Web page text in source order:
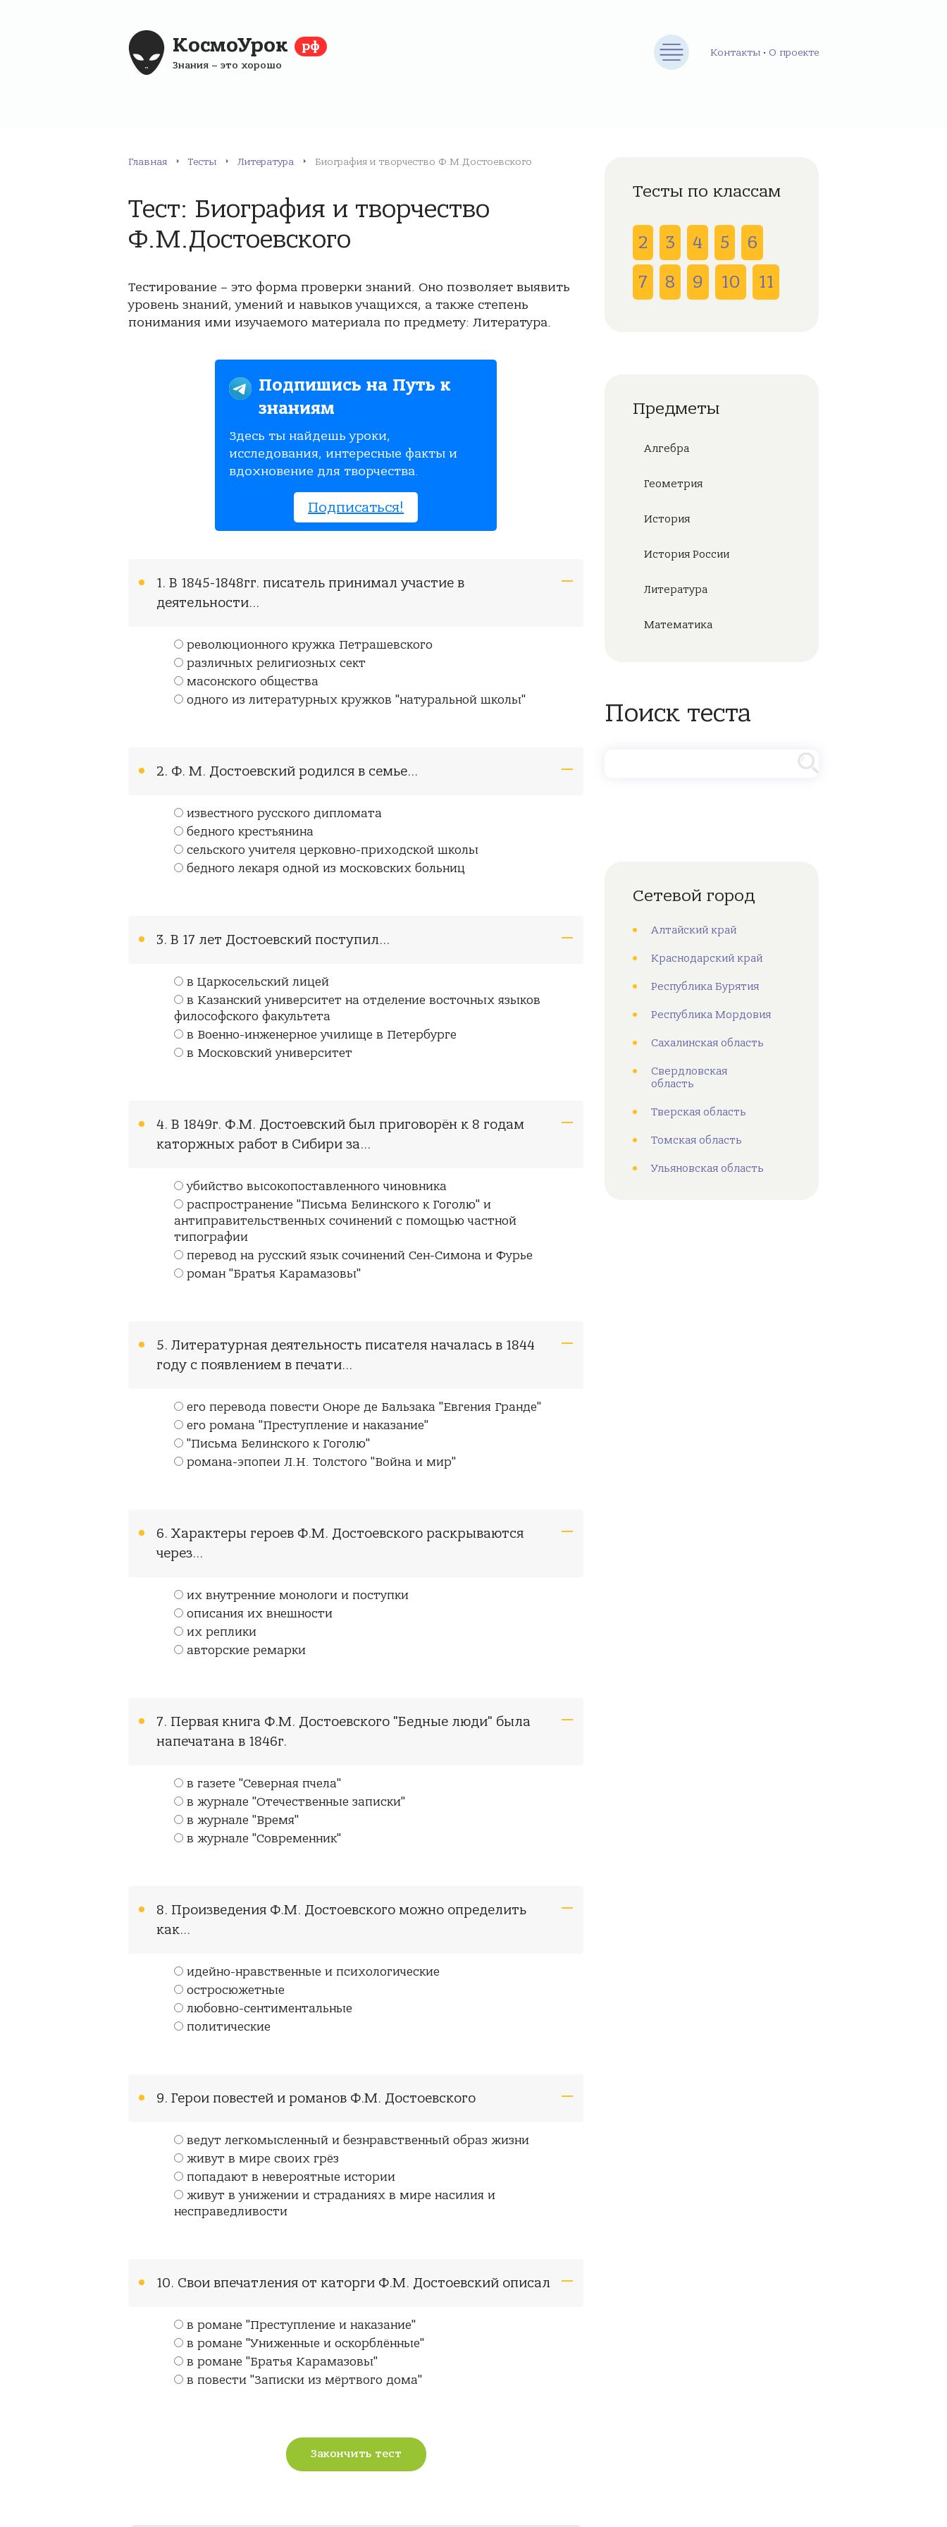
КосмоУрок рф
Знания – это хорошо
Контакты • О проекте
Главная Тесты Литература Биография и творчество Ф.М.Достоевского
Тест: Биография и творчество
Ф.М.Достоевского
Тестирование – это форма проверки знаний. Оно позволяет выявить
уровень знаний, умений и навыков учащихся, а также степень
понимания ими изучаемого материала по предмету: Литература.
Подпишись на Путь к
знаниям
Здесь ты найдешь уроки,
исследования, интересные факты и
вдохновение для творчества.
Подписаться!
1. В 1845-1848гг. писатель принимал участие в
деятельности...
революционного кружка Петрашевского
различных религиозных сект
масонского общества
одного из литературных кружков "натуральной школы"
2. Ф. М. Достоевский родился в семье...
известного русского дипломата
бедного крестьянина
сельского учителя церковно-приходской школы
бедного лекаря одной из московских больниц
3. В 17 лет Достоевский поступил...
в Царкосельский лицей
в Казанский университет на отделение восточных языков
философского факультета
в Военно-инженерное училище в Петербурге
в Московский университет
4. В 1849г. Ф.М. Достоевский был приговорён к 8 годам
каторжных работ в Сибири за...
убийство высокопоставленного чиновника
распространение "Письма Белинского к Гоголю" и
антиправительственных сочинений с помощью частной
типографии
перевод на русский язык сочинений Сен-Симона и Фурье
роман "Братья Карамазовы"
5. Литературная деятельность писателя началась в 1844
году с появлением в печати...
его перевода повести Оноре де Бальзака "Евгения Гранде"
его романа "Преступление и наказание"
"Письма Белинского к Гоголю"
романа-эпопеи Л.Н. Толстого "Война и мир"
6. Характеры героев Ф.М. Достоевского раскрываются
через...
их внутренние монологи и поступки
описания их внешности
их реплики
авторские ремарки
7. Первая книга Ф.М. Достоевского "Бедные люди" была
напечатана в 1846г.
в газете "Северная пчела"
в журнале "Отечественные записки"
в журнале "Время"
в журнале "Современник"
8. Произведения Ф.М. Достоевского можно определить
как...
идейно-нравственные и психологические
остросюжетные
любовно-сентиментальные
политические
9. Герои повестей и романов Ф.М. Достоевского
ведут легкомысленный и безнравственный образ жизни
живут в мире своих грёз
попадают в невероятные истории
живут в унижении и страданиях в мире насилия и
несправедливости
10. Свои впечатления от каторги Ф.М. Достоевский описал
в романе "Преступление и наказание"
в романе "Униженные и оскорблённые"
в романе "Братья Карамазовы"
в повести "Записки из мёртвого дома"
Закончить тест
Тесты по классам
2 3 4 5
6
7
8 9 10 11
Предметы
Алгебра
Геометрия
История
История России
Литература
Математика
Поиск теста
Сетевой город
Алтайский край
Краснодарский край
Республика Бурятия
Республика Мордовия
Сахалинская область
Свердловская
область
Тверская область
Томская область
Ульяновская область